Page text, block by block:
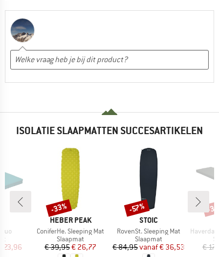
ISOLATIE SLAAPMATTEN SUCCESARTIKELEN
prijs
MERK
HEBER PEAK
Artikel
ConiferHe. Sleeping Mat
Productgroep
Slaapmat
Prijs
€ 39,95Verlaagde prijs
€ 26,77
Korting
-33%
MERK
STOIC
Artikel
RovenSt. Sleeping Mat
Productgroep
Slaapmat
Prijs
€ 84,95 Verlaagde prijs
vanaf€ 36,53
Korting
-57%
Artikel
HaverdalSt.
€
-